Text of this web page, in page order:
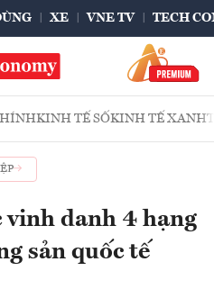
XE VNE TV TECH
KINH TẾ SỐKINH TẾ XANH
danh 4 hạng
sản quốc tế